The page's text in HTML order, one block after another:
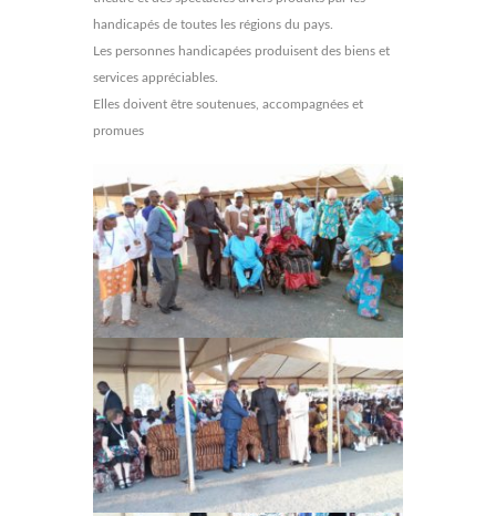
handicapés de toutes les régions du pays.
Les personnes handicapées produisent des biens et
services appréciables.
Elles doivent être soutenues, accompagnées et
promues